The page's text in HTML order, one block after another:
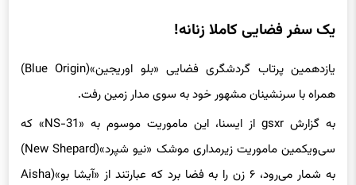
یک سفر فضایی کاملا زنانه!
یازدهمین پرتاب گردشگری فضایی «بلو اوریجین»(Blue Origin)
همراه با سرنشینان مشهور خود به سوی مدار زمین رفت.
به گزارش gsxr از ایسنا، این ماموریت موسوم به «NS-31» که
سی‌ویکمین ماموریت زیرمداری موشک «نیو شپرد»(New Shepard)
به شمار می‌رود، ۶ زن را به فضا برد که عبارتند از «آیشا بو»(Aisha